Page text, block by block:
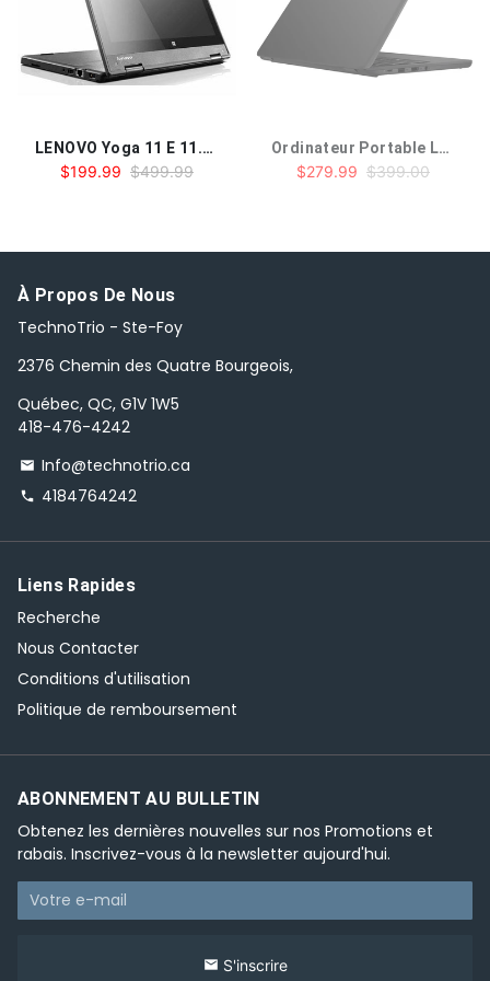
LENOVO Yoga 11 E 11.6" Intel Celeron N2930 4 GB RAM 240 GB SSD
$199.99 $499.99
Ordinateur Portable LENOVO 82N80023US 14w Gen 2 14" FHD AMD 3015e 1.2GHZ, 4GB RAM, 128 GB SSD, Windows 11 PRO
$279.99 $399.00
À Propos De Nous
TechnoTrio - Ste-Foy
2376 Chemin des Quatre Bourgeois,
Québec, QC, G1V 1W5
418-476-4242
email Info@technotrio.ca
phone 4184764242
Liens Rapides
Recherche
Nous Contacter
Conditions d'utilisation
Politique de remboursement
ABONNEMENT AU BULLETIN
Obtenez les dernières nouvelles sur nos Promotions et
rabais. Inscrivez-vous à la newsletter aujourd'hui.
email S'inscrire